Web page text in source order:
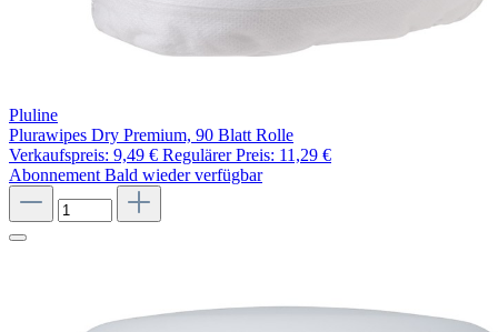
Pluline
Plurawipes Dry Premium, 90 Blatt Rolle
Verkaufspreis: 9,49 € Regulärer Preis: 11,29 €
Abonnement Bald wieder verfügbar